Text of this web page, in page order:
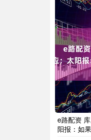
e路配资
阳报：如